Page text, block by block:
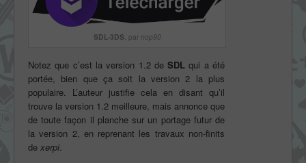
SDL-3DS , par nop90
Notez que c’est la version 1.2 deSDL qui a été
portée, bien que ça soit la version 2 la plus
populaire. L’auteur justifie cela en disant qu’il
trouve la version 1.2 meilleure, mais annonce que
de toute façon il planche sur un portage futur de
la version 2, en reprenant les travaux non-finits
de xerpi